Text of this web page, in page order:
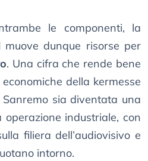
le componenti, la
muove dunque risorse per
. Una cifra che rende bene
della kermesse
sia diventata una
industriale, con
filiera dell’audiovisivo e
intorno.